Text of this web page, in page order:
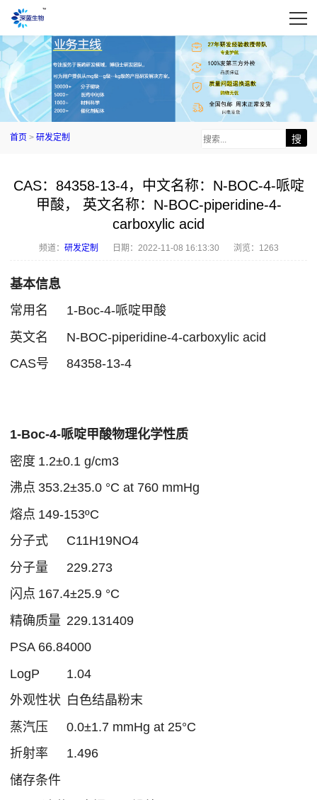
首页 > 研发定制
CAS：84358-13-4，中文名称：N-BOC-4-哌啶
甲酸， 英文名称：N-BOC-piperidine-4-
carboxylic acid
频道： 研发定制 日期： 2022-11-08 16:13:30 浏览：1263
基本信息
常用名
1-Boc-4-哌啶甲酸
英文名
N-BOC-piperidine-4-carboxylic acid
CAS号
84358-13-4
1-Boc-4-哌啶甲酸物理化学性质
密度 1.2±0.1 g/cm3
沸点 353.2±35.0 °C at 760 mmHg
熔点 149-153ºC
分子式
C11H19NO4
分子量
229.273
闪点 167.4±25.9 °C
精确质量 229.131409
PSA 66.84000
LogP
1.04
外观性状 白色结晶粉末
蒸汽压
0.0±1.7 mmHg at 25°C
折射率
1.496
储存条件